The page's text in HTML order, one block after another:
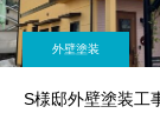
外壁塗装
S様邸外壁塗装工